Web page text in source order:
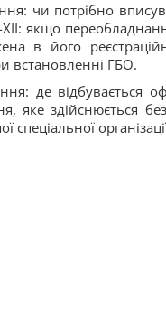
чи потрібно
якщо
в його
встановленні ГБО.
де
яке здійснюється
спеціальної